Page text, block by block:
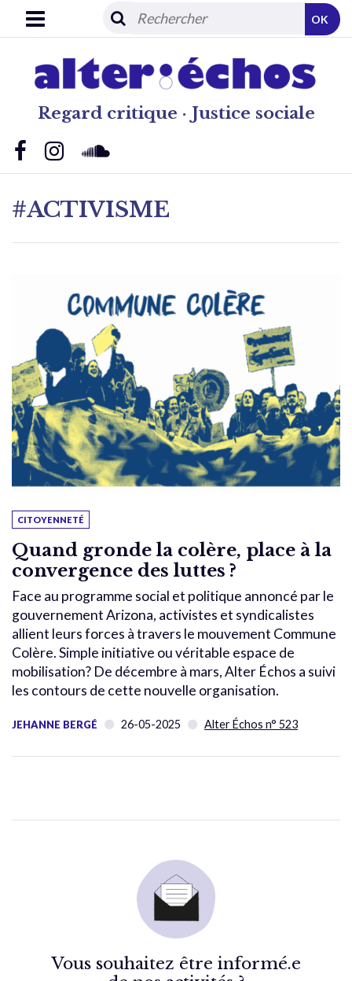
Regard critique · Justice sociale
OK
#ACTIVISME
CITOYENNETÉ
Quand gronde la colère, place à la
convergence des luttes ?
Face au programme social et politique annoncé par le
gouvernement Arizona, activistes et syndicalistes
allient leurs forces à travers le mouvement Commune
Colère. Simple initiative ou véritable espace de
mobilisation? De décembre à mars, Alter Échos a suivi
les contours de cette nouvelle organisation.
JEHANNE BERGÉ 26-05-2025 Alter Échos n° 523
Vous souhaitez être informé.e